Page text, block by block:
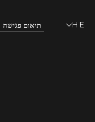
HE תיאום פגישה